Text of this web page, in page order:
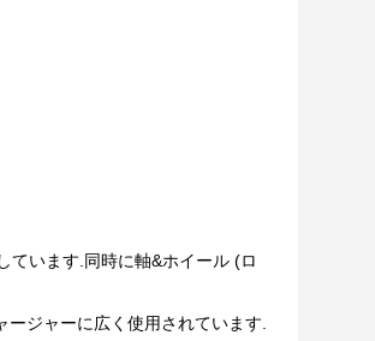
ています.同時に軸&ホイール (ロ
ジャーに広く使用されています.